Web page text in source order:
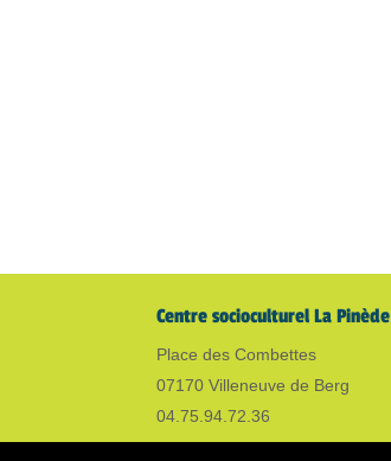
Centre socioculturel La Pinède
Place des Combettes
07170 Villeneuve de Berg
04.75.94.72.36